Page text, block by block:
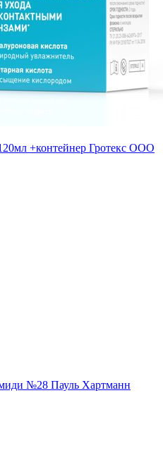
+контейнер Гротекс ООО
№28 Пауль Хартманн